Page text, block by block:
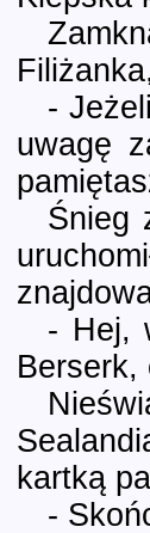
-
uwagę
Śnieg
- Hej,
kartką
-